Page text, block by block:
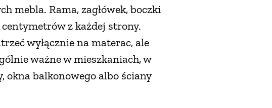
mebla. Rama, zagłówek, boczki
z każdej strony.
wyłącznie na materac, ale
ważne w mieszkaniach, w
okna balkonowego albo ściany